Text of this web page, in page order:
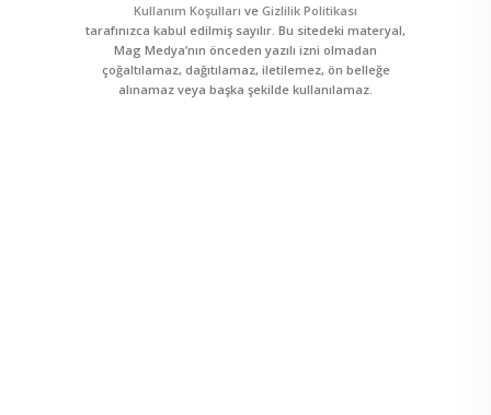
Kullanım Koşulları ve Gizlilik Politikası
tarafınızca kabul edilmiş sayılır. Bu sitedeki materyal,
Mag Medya’nın önceden yazılı izni olmadan
çoğaltılamaz, dağıtılamaz, iletilemez, ön belleğe
alınamaz veya başka şekilde kullanılamaz.